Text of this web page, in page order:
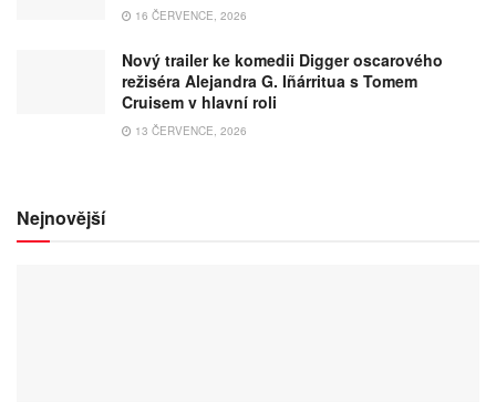
16 ČERVENCE, 2026
Nový trailer ke komedii Digger oscarového
režiséra Alejandra G. Iñárritua s Tomem
Cruisem v hlavní roli
13 ČERVENCE, 2026
Nejnovější